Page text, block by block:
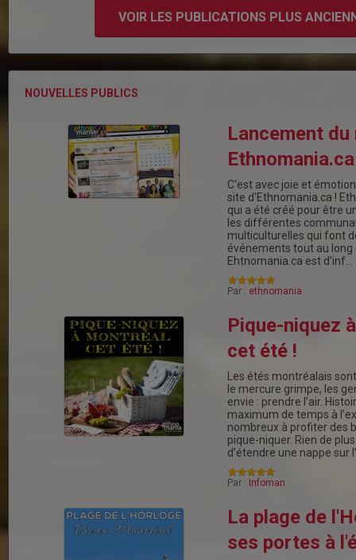
VOIR LES PUBLICATIONS PLUS
NOUVELLES PUBLICS
Lancement
Ethnomania.ca
C'est avec joie et
site d'Ethnomania.ca !
qui a été créé pour être
les différentes
multiculturelles qui font
événements tout au long
Ehtnomania.ca est d'inf…
Par : ethnomania
Pique-niquez
cet été !
Les étés montréalais
le mercure grimpe, les
envie : prendre l’air.
maximum de temps à
nombreux à profiter des
pique-niquer. Rien de
d’étendre une nappe sur
Par : Infoman
La plage de
ses portes à